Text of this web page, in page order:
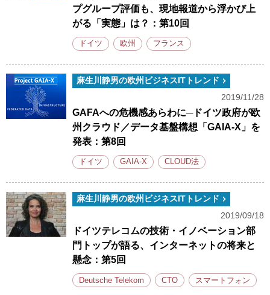
プグループ評価も、現地報道から浮かび上
がる「実態」は？：第10回
ドイツ 欧州 フランス
麻生川静男の欧州ビジネスITトレンド
2019/11/28
GAFAへの危機感あらわに─ドイツ政府が欧
州クラウド／データ基盤構想「GAIA-X」を
発表：第8回
ドイツ GAIA-X CLOUD法
麻生川静男の欧州ビジネスITトレンド
2019/09/18
ドイツテレコムの技術・イノベーション部
門トップが語る、インターネットの将来と
懸念：第5回
Deutsche Telekom CTO スマートフォン